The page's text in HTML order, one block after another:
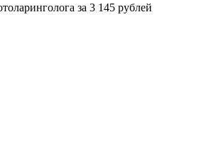
за 3 145 рублей